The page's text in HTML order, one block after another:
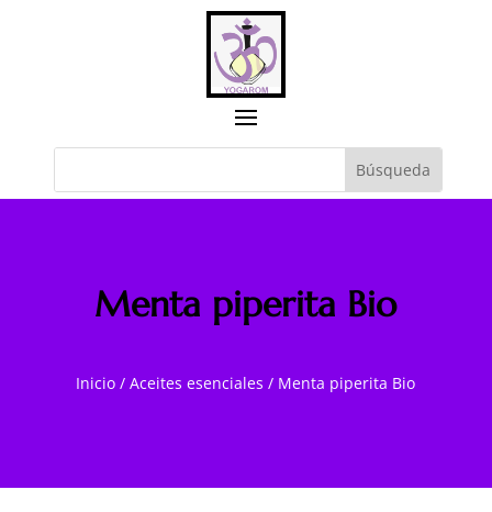
Menta piperita Bio
Inicio /Aceites esenciales / Menta piperita Bio